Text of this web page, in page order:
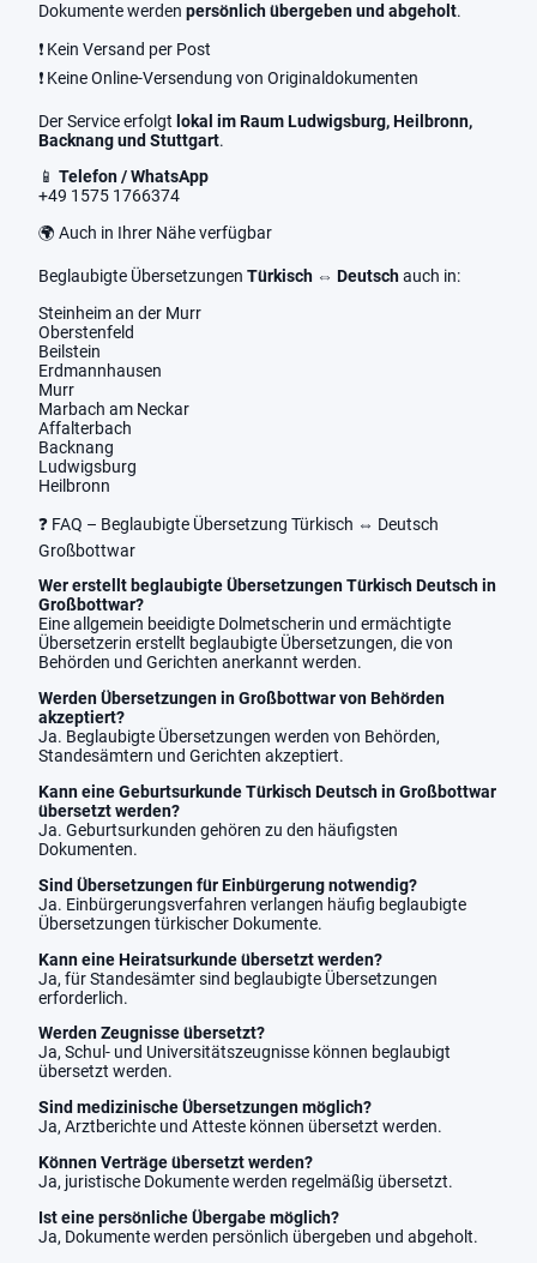
Dokumente werden persönlich übergeben und abgeholt.
❗ Kein Versand per Post
❗ Keine Online-Versendung von Originaldokumenten
Der Service erfolgt lokal im Raum Ludwigsburg, Heilbronn,
Backnang und Stuttgart.
📱 Telefon / WhatsApp
+49 1575 1766374
🌍 Auch in Ihrer Nähe verfügbar
Beglaubigte Übersetzungen Türkisch ⇔ Deutschauch in:
Steinheim an der Murr
Oberstenfeld
Beilstein
Erdmannhausen
Murr
Marbach am Neckar
Affalterbach
Backnang
Ludwigsburg
Heilbronn
❓ FAQ – Beglaubigte Übersetzung Türkisch ⇔ Deutsch
Großbottwar
Wer erstellt beglaubigte Übersetzungen Türkisch Deutsch in
Großbottwar?
Eine allgemein beeidigte Dolmetscherin und ermächtigte
Übersetzerin erstellt beglaubigte Übersetzungen, die von
Behörden und Gerichten anerkannt werden.
Werden Übersetzungen in Großbottwar von Behörden
akzeptiert?
Ja. Beglaubigte Übersetzungen werden von Behörden,
Standesämtern und Gerichten akzeptiert.
Kann eine Geburtsurkunde Türkisch Deutsch in Großbottwar
übersetzt werden?
Ja. Geburtsurkunden gehören zu den häufigsten
Dokumenten.
Sind Übersetzungen für Einbürgerung notwendig?
Ja. Einbürgerungsverfahren verlangen häufig beglaubigte
Übersetzungen türkischer Dokumente.
Kann eine Heiratsurkunde übersetzt werden?
Ja, für Standesämter sind beglaubigte Übersetzungen
erforderlich.
Werden Zeugnisse übersetzt?
Ja, Schul- und Universitätszeugnisse können beglaubigt
übersetzt werden.
Sind medizinische Übersetzungen möglich?
Ja, Arztberichte und Atteste können übersetzt werden.
Können Verträge übersetzt werden?
Ja, juristische Dokumente werden regelmäßig übersetzt.
Ist eine persönliche Übergabe möglich?
Ja, Dokumente werden persönlich übergeben und abgeholt.